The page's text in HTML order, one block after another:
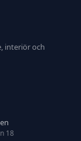
interiör och
18